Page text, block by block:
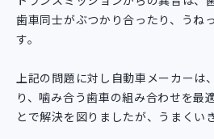
歯車同士がぶつかり合ったり、うね
す。
上記の問題に対し自動車メーカーは
り、噛み合う歯車の組み合わせを最
とで解決を図りましたが、うまくい